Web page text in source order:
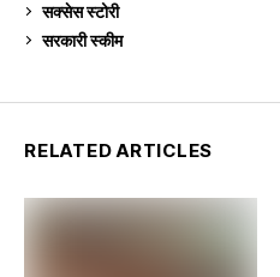
सक्सेस स्टो‍री
सरकारी स्की‍म
RELATED ARTICLES